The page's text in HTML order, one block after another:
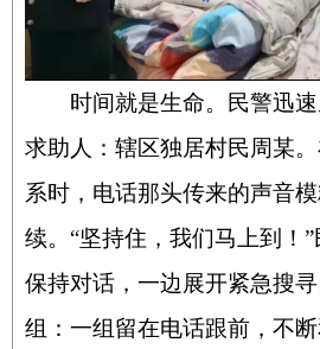
时间就是生命。民警迅
求助人：辖区独居村民周某
系时，电话那头传来的声音
续。“坚持住，我们马上到！
保持对话，一边展开紧急搜
组：一组留在电话跟前，不